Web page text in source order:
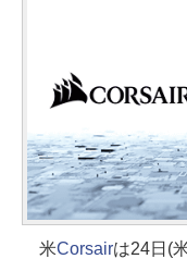
米Corsairは24日(